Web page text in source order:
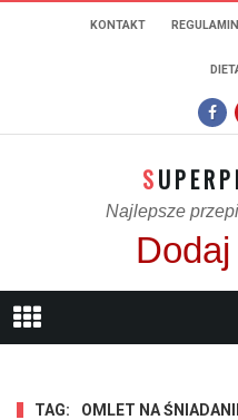
KONTAKT REGULAMIN
Najlepsze
TAG: OMLET NA